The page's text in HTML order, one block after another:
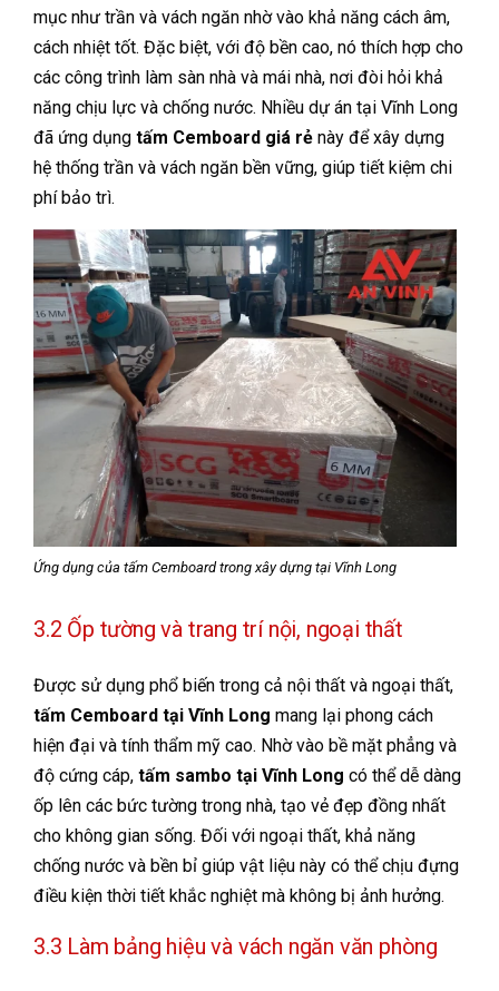
mục như trần và vách ngăn nhờ vào khả năng cách âm,
cách nhiệt tốt. Đặc biệt, với độ bền cao, nó thích hợp cho
các công trình làm sàn nhà và mái nhà, nơi đòi hỏi khả
năng chịu lực và chống nước. Nhiều dự án tại Vĩnh Long
đã ứng dụng tấm Cemboard giá rẻ này để xây dựng
hệ thống trần và vách ngăn bền vững, giúp tiết kiệm chi
phí bảo trì.
Ứng dụng của tấm Cemboard trong xây dựng tại Vĩnh Long
3.2 Ốp tường và trang trí nội, ngoại thất
Được sử dụng phổ biến trong cả nội thất và ngoại thất,
tấm Cemboard tại Vĩnh Long mang lại phong cách
hiện đại và tính thẩm mỹ cao. Nhờ vào bề mặt phẳng và
độ cứng cáp, tấm sambo tại Vĩnh Long có thể dễ dàng
ốp lên các bức tường trong nhà, tạo vẻ đẹp đồng nhất
cho không gian sống. Đối với ngoại thất, khả năng
chống nước và bền bỉ giúp vật liệu này có thể chịu đựng
điều kiện thời tiết khắc nghiệt mà không bị ảnh hưởng.
3.3 Làm bảng hiệu và vách ngăn văn phòng